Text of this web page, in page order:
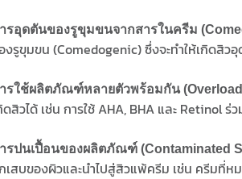
รอุดตันของรูขุมขนจากสารในครีม
งรูขุมขน (Comedogenic) ซึ่งจะทำให้เกิดสิ
รใช้ผลิตภัณฑ์หลายตัวพร้อมกัน
ดสิวได้ เช่น การใช้ AHA, BHA และ Retinol ร่
รปนเปื้อนของผลิตภัณฑ์ (Contaminated
เสบของผิวและนำไปสู่สิวแพ้ครีม เช่น ครีมที่ห